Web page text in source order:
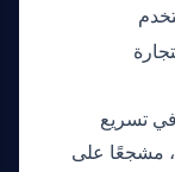
في تسريع
مشجعًا على